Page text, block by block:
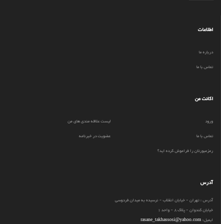
اطلاعات
درباره ما
تماس با ما
اکانت من
ورود
لیست علاقه مندی های من
تماس با ما
عضویت در خبرنامه
رمزعبورتان را فراموش کرده اید؟
آدرس
آدرس : تهران - خیابان انقلاب - نرسیده به میدان فردوسی
خیابان کندوان - پلاک 8 - واحد 1
ایمیل:rasane_takhassosi@yahoo.com